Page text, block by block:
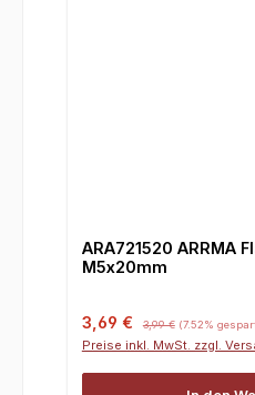
ARA721520 ARRMA
M5x20mm
Verkaufspreis:
3,69 € 3,99 € (7.52%
Preise inkl. MwSt. zzgl.